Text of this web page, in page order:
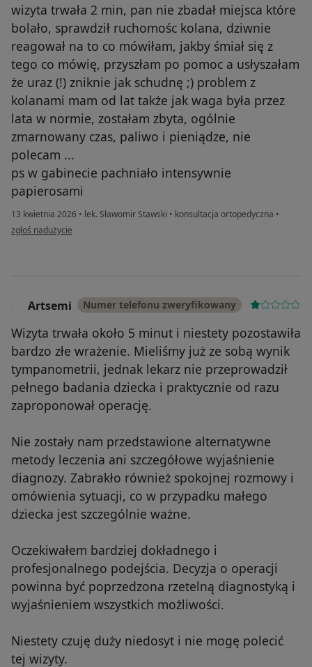
wizyta trwała 2 min, pan nie zbadał miejsca które
bolało, sprawdził ruchomośc kolana, dziwnie
reagował na to co mówiłam, jakby śmiał się z
tego co mówię, przyszłam po pomoc a usłyszałam
że uraz (!) zniknie jak schudnę ;) problem z
kolanami mam od lat także jak waga była przez
lata w normie, zostałam zbyta, ogólnie
zmarnowany czas, paliwo i pieniądze, nie
polecam ...
ps w gabinecie pachniało intensywnie
papierosami
13 kwietnia 2026 • lek. Sławomir Stawski • konsultacja ortopedyczna •
w opinii użytkownika AMW
zgłoś nadużycie
Artsemi Numer telefonu zweryfikowany
Wizyta trwała około 5 minut i niestety pozostawiła
bardzo złe wrażenie. Mieliśmy już ze sobą wynik
tympanometrii, jednak lekarz nie przeprowadził
pełnego badania dziecka i praktycznie od razu
zaproponował operację.
Nie zostały nam przedstawione alternatywne
metody leczenia ani szczegółowe wyjaśnienie
diagnozy. Zabrakło również spokojnej rozmowy i
omówienia sytuacji, co w przypadku małego
dziecka jest szczególnie ważne.
Oczekiwałem bardziej dokładnego i
profesjonalnego podejścia. Decyzja o operacji
powinna być poprzedzona rzetelną diagnostyką i
wyjaśnieniem wszystkich możliwości.
Niestety czuję duży niedosyt i nie mogę polecić
tej wizyty.